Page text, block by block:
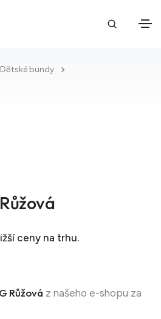
Dětské bundy
ceny na trhu.
Růžová z našeho e-shopu za